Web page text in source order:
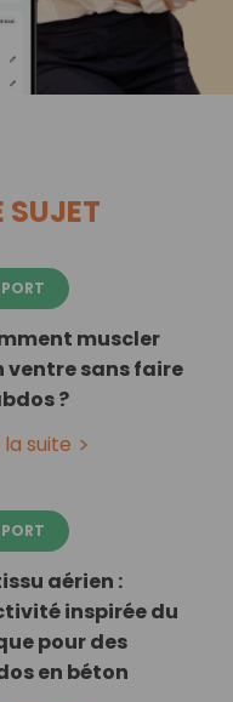
SUJET
muscler
ventre sans faire
?
la suite
aérien :
inspirée du
pour des
en béton